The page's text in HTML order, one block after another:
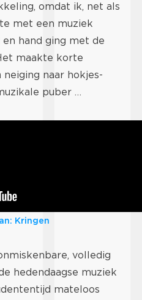
omdat ik, net als
met een muziek
hand ging met de
maakte korte
naar hokjes-
puber …
Kringen
volledig
hedendaagse muziek
mateloos